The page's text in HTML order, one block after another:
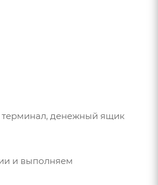
терминал, денежный ящик
и выполняем